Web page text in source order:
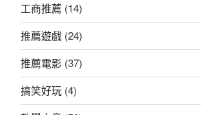
工商推薦 (14)
推薦遊戲 (24)
推薦電影 (37)
搞笑好玩 (4)